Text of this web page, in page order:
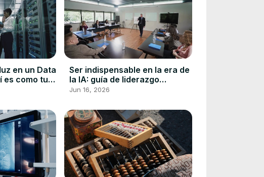
en un Data
es como tu
Ser indispensable en la era de
la IA: guía de liderazgo
transversal para conectar
Jun 16, 2026